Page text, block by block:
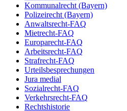
Kommunalrecht (Bayern)
Polizeirecht (Bayern)
Anwaltsrecht-FAQ
Mietrecht-FAQ
Europarecht-FAQ
Arbeitsrecht-FAQ
Strafrecht-FAQ
Urteilsbesprechungen
Jura medial
Sozialrecht-FAQ
Verkehrsrecht-FAQ
Rechtshistorie